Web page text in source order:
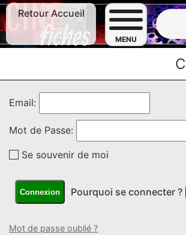
Retour Accueil
MENU
Email:
Mot de Passe:
Se souvenir de moi
Connexion Pourquoi se connecter ?
Mot de passe oublié ?